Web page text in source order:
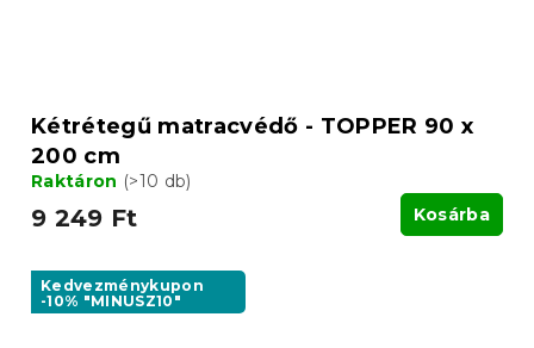
Kétrétegű matracvédő - TOPPER 90 x
200 cm
Raktáron (>10 db)
9 249 Ft Kosárba
Kedvezménykupon
-10% "MINUSZ10"